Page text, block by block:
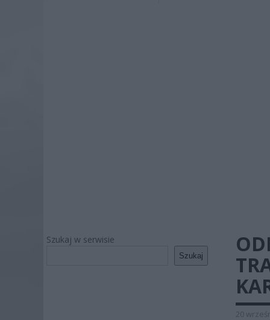
Szukaj w serwisie
Szukaj
20